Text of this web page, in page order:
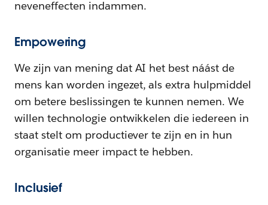
neveneffecten indammen.
Empowering
We zijn van mening dat AI het best náást de
mens kan worden ingezet, als extra hulpmiddel
om betere beslissingen te kunnen nemen. We
willen technologie ontwikkelen die iedereen in
staat stelt om productiever te zijn en in hun
organisatie meer impact te hebben.
Inclusief